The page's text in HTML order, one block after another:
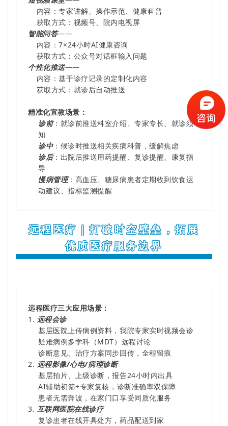
内容：专家讲解、操作示范、健康科普
获取方式：视频号、院内电视屏
智能问答——
内容：7×24小时AI健康咨询
获取方式：公众号对话框输入问题
个性化推送——
内容：基于诊疗记录的定制化内容
获取方式：就诊后自动推送
精准化宣教场景：
诊前：就诊前推送科室介绍、专家专长、就诊须
知
诊中：候诊时推送相关疾病科普，缓解焦虑
诊后：出院后推送用药提醒、复诊提醒、康复指
导
慢病管理：高血压、糖尿病患者定期收到饮食运
动建议、指标监测提醒
远程医疗｜打破时空壁垒，拓展
优质医疗服务边界
远程医疗三大应用场景：
1. 远程会诊
基层医院上传病例资料，我院专家实时视频会诊
疑难病例多学科（MDT）远程讨论
诊断意见、治疗方案同步回传，全程留痕
2. 远程影像/心电/病理诊断
基层拍片、上级诊断，报告24小时内出具
AI辅助初筛+专家复核，诊断准确率双保障
患者无需奔波，在家门口享受同质化服务
3. 互联网医院在线诊疗
复诊患者在线开具处方，药品配送到家